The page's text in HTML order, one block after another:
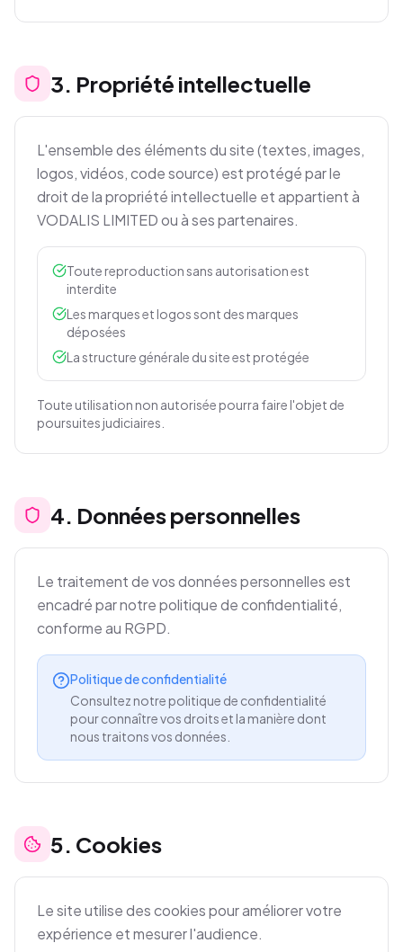
3. Propriété intellectuelle
L'ensemble des éléments du site (textes, images,
logos, vidéos, code source) est protégé par le
droit de la propriété intellectuelle et appartient à
VODALIS LIMITED ou à ses partenaires.
Toute reproduction sans autorisation est
interdite
Les marques et logos sont des marques
déposées
La structure générale du site est protégée
Toute utilisation non autorisée pourra faire l'objet de
poursuites judiciaires.
4. Données personnelles
Le traitement de vos données personnelles est
encadré par notre politique de confidentialité,
conforme au RGPD.
Politique de confidentialité
Consultez notre politique de confidentialité
pour connaître vos droits et la manière dont
nous traitons vos données.
5. Cookies
Le site utilise des cookies pour améliorer votre
expérience et mesurer l'audience.